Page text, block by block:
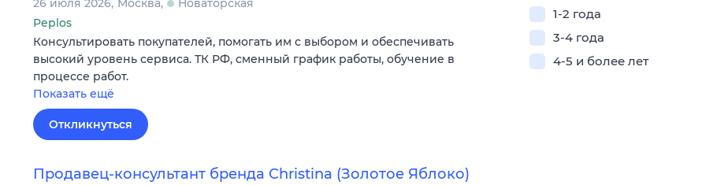
26 июля 2026 Москва
Новаторская
Peplos
Консультировать покупателей, помогать им с выбором и обеспечивать
высокий уровень сервиса. ТК РФ, сменный график работы, обучение в
процессе работ.
Показать ещё
Откликнуться
Продавец-консультант бренда Christina (Золотое Яблоко)
1-2 года
3-4 года
4-5 и более лет